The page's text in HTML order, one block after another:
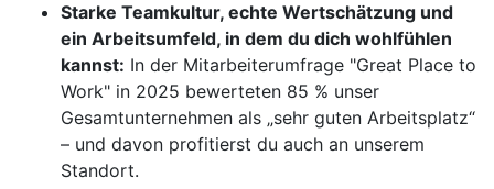
Starke Teamkultur, echte Wertschätzung und
ein Arbeitsumfeld, in dem du dich wohlfühlen
kannst: In der Mitarbeiterumfrage "Great Place to
Work" in 2025 bewerteten 85 % unser
Gesamtunternehmen als „sehr guten Arbeitsplatz“
– und davon profitierst du auch an unserem
Standort.